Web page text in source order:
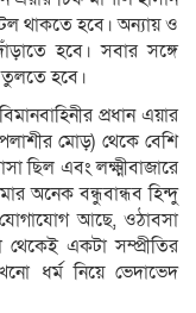
থাকতে হবে। অন্যায় ও
হবে। সবার সঙ্গে
তুলতে হবে।
প্রধান এয়ার
মোড়) থেকে বেশি
ছিল এবং লক্ষ্মীবাজারে
অনেক বন্ধুবান্ধব হিন্দু
আছে, ওঠাবসা
একটা সম্প্রীতির
ধর্ম নিয়ে ভেদাভেদ